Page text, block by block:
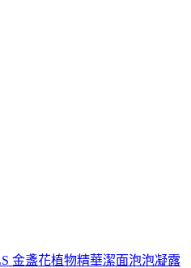
金盞花植物精華潔面泡泡凝露